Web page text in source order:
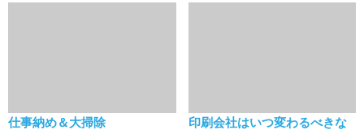
仕事納め＆大掃除
印刷会社はいつ変わるべきな